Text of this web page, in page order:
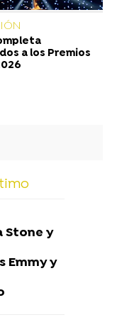
a los Premios
Stone y
Emmy y